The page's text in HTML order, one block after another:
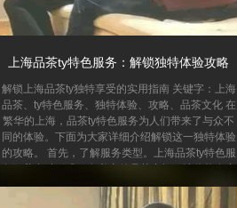
上海品茶ty特色服务：解锁独特体验攻略
解锁上海品茶ty独特享受的实用指南 关键字：上海
品茶、ty特色服务、独特体验、攻略、品茶文化 在
繁华的上海，品茶ty特色服务为人们带来了与众不
同的体验。下面为大家详细介绍解锁这一独特体验
的攻略。 首先，了解服务类型。上海品茶ty特色服
静氛围中品味香茗；还有专业茶艺师的现场表演，
为品茶增添艺术氛围。这些特色服务满足了不同人